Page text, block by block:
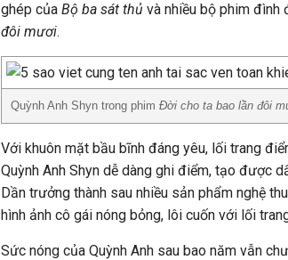
ghép của Bộ ba sát thủ và nhiều bộ phim đình
đôi mươi.
Quỳnh Anh Shyn trong phim Đời cho ta bao lần đôi
Với khuôn mặt bầu bĩnh đáng yêu, lối trang
Quỳnh Anh Shyn dễ dàng ghi điểm, tạo được
Dần trưởng thành sau nhiều sản phẩm nghệ
hình ảnh cô gái nóng bỏng, lôi cuốn với lối
Sức nóng của Quỳnh Anh sau bao năm vẫn